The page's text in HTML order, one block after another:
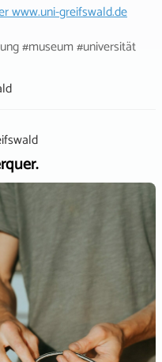
www.uni-greifswald.de
#museum #universität